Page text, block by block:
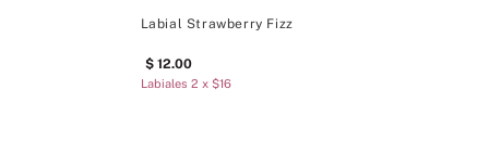
Labial Strawberry Fizz
12.00
Labiales 2 x $16